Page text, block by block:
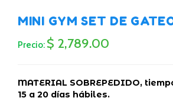
MINI GYM SET DE
Precio: $ 2,789.00
MATERIAL SOBREPEDIDO,
15 a 20 días hábiles.